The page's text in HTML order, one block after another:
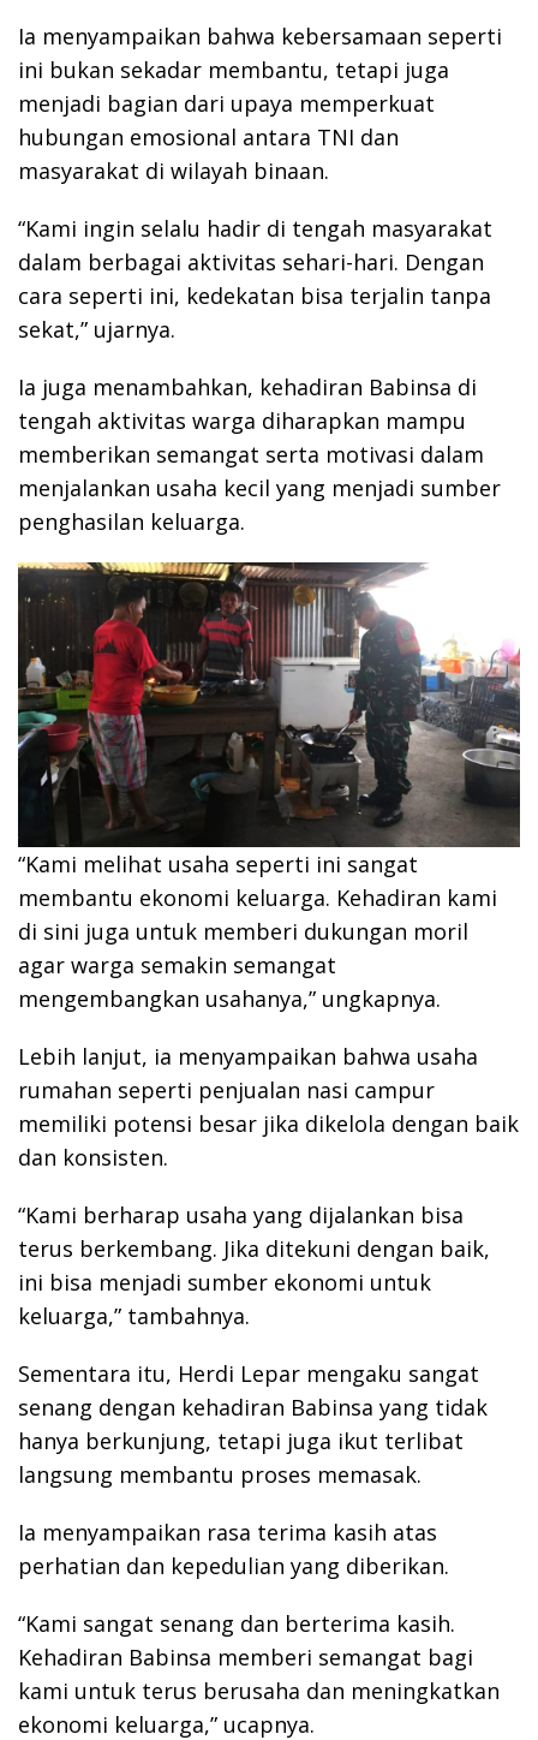
Ia menyampaikan bahwa kebersamaan seperti
ini bukan sekadar membantu, tetapi juga
menjadi bagian dari upaya memperkuat
hubungan emosional antara TNI dan
masyarakat di wilayah binaan.
“Kami ingin selalu hadir di tengah masyarakat
dalam berbagai aktivitas sehari-hari. Dengan
cara seperti ini, kedekatan bisa terjalin tanpa
sekat,” ujarnya.
Ia juga menambahkan, kehadiran Babinsa di
tengah aktivitas warga diharapkan mampu
memberikan semangat serta motivasi dalam
menjalankan usaha kecil yang menjadi sumber
penghasilan keluarga.
“Kami melihat usaha seperti ini sangat
membantu ekonomi keluarga. Kehadiran kami
di sini juga untuk memberi dukungan moril
agar warga semakin semangat
mengembangkan usahanya,” ungkapnya.
Lebih lanjut, ia menyampaikan bahwa usaha
rumahan seperti penjualan nasi campur
memiliki potensi besar jika dikelola dengan baik
dan konsisten.
“Kami berharap usaha yang dijalankan bisa
terus berkembang. Jika ditekuni dengan baik,
ini bisa menjadi sumber ekonomi untuk
keluarga,” tambahnya.
Sementara itu, Herdi Lepar mengaku sangat
senang dengan kehadiran Babinsa yang tidak
hanya berkunjung, tetapi juga ikut terlibat
langsung membantu proses memasak.
Ia menyampaikan rasa terima kasih atas
perhatian dan kepedulian yang diberikan.
“Kami sangat senang dan berterima kasih.
Kehadiran Babinsa memberi semangat bagi
kami untuk terus berusaha dan meningkatkan
ekonomi keluarga,” ucapnya.